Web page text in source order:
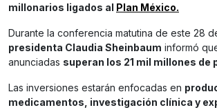
millonarios ligados al
Plan México.
Durante la conferencia matutina de este 28
presidenta Claudia Sheinbaum informó
anunciadas superan los 21 mil millones de
Las inversiones estarán enfocadas en
medicamentos, investigación clínica y